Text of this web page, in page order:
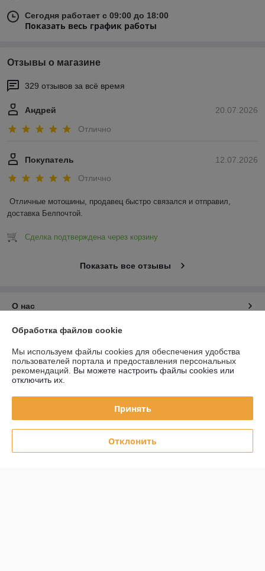
Сегодня работает с 09:00 до 18:00
Показать весь график работы
Отзывы о магазине
329 отзывов за всё время
20.07.2026
Андрей
Отлично
12.07.2026
Покупатель
Отлично
Отличные мотошины, продавец быстро связался и отправил,
доставка Белпочтой.
Сделка подтверждена через корзину
Показать все отзывы
О нас
Контакты
Доставка и оплата
Полная версия сайта
Политика обработки cookies
Обработка файлов cookie
Мы используем файлы cookies для обеспечения удобства
пользователей портала и предоставления персональных
рекомендаций. Вы можете настроить файлы cookies или
отключить их.
Принять
Отклонить